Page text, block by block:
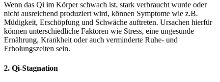
Wenn das Qi im Körper schwach ist, stark verbraucht wurde oder
nicht ausreichend produziert wird, können Symptome wie z.B.
Müdigkeit, Erschöpfung und Schwäche auftreten. Ursachen hierfür
können unterschiedliche Faktoren wie Stress, eine ungesunde
Ernährung, Krankheit oder auch verminderte Ruhe- und
Erholungszeiten sein.
2. Qi-Stagnation